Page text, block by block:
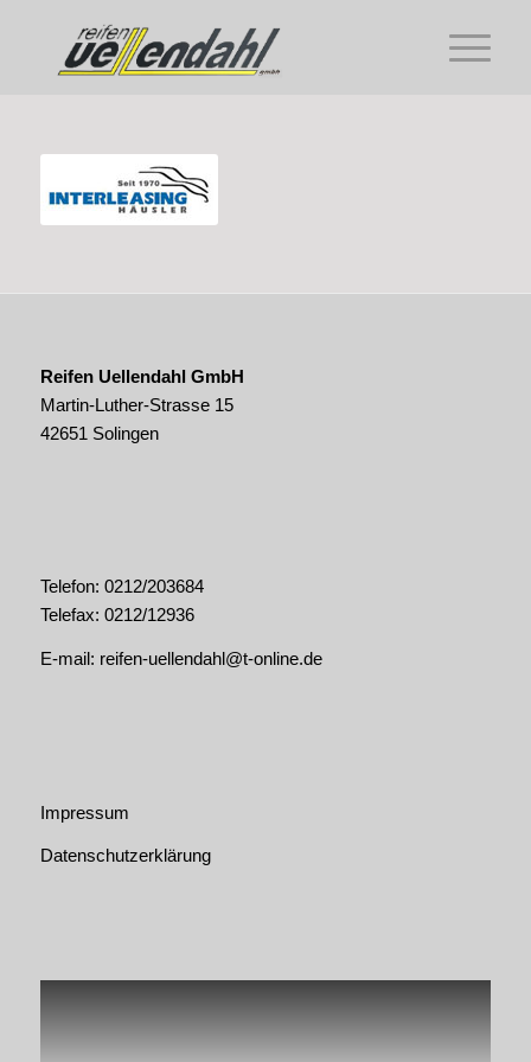
Reifen Uellendahl GmbH
Martin-Luther-Strasse 15
42651 Solingen
Telefon: 0212/203684
Telefax: 0212/12936
E-mail: reifen-uellendahl@t-online.de
Impressum
Datenschutzerklärung